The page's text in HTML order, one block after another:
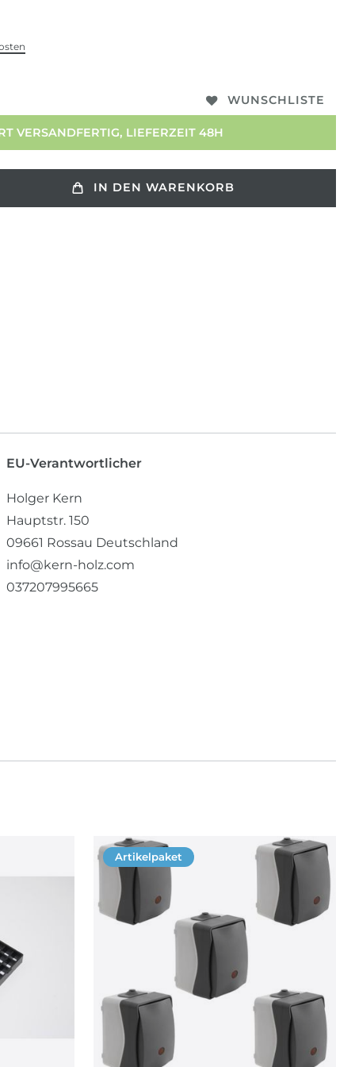
WUNSCHLISTE
VERSANDFERTIG, LIEFERZEIT 48H
IN DEN WARENKORB
EU-Verantwortlicher
Holger Kern
Hauptstr. 150
09661 Rossau Deutschland
info@kern-holz.com
037207995665
Artikelpaket